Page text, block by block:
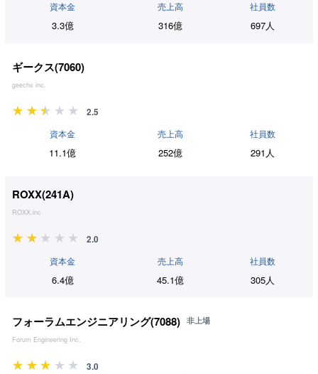
資本金
3.3億
売上高
316億
社員数
697人
ギークス(7060)
geechs inc.
2.5
資本金
11.1億
売上高
252億
社員数
291人
ROXX(241A)
ROXX.inc
2.0
資本金
6.4億
売上高
45.1億
社員数
305人
フォーラムエンジニアリング(7088) 非上場
Forum Engineering Inc.
3.0